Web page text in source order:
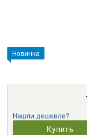
Новинка
Нашли дешевле?
Купить